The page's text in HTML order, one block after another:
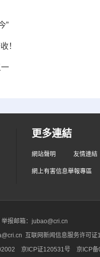
”
！
更多連結
網站聲明 友情連結
網上有害信息舉報專區
报邮箱：jubao@cri.cn
互联网新闻信息服务许可
京ICP证120531号 京ICP